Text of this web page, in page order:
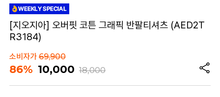
[지오지아] 오버핏 코튼 그래픽 반팔티셔츠 (AED2T
R3184)
소비자가69,900
86% 10,000 18,000